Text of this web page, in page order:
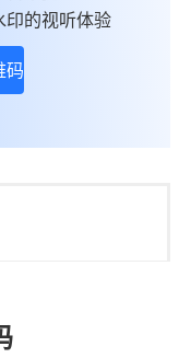
印的视听体验
码